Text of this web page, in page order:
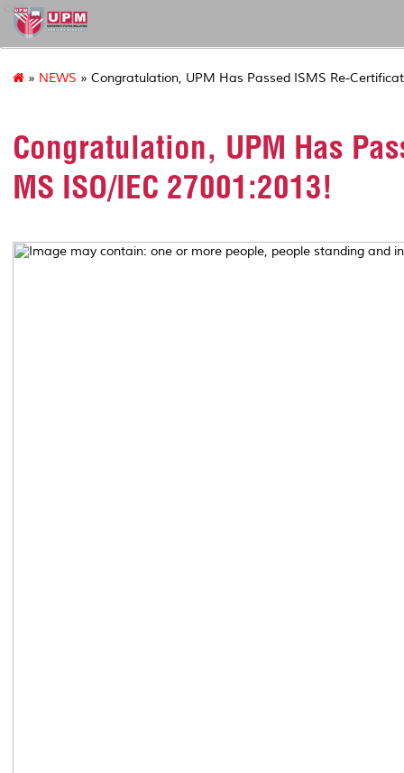
cqa
» NEWS » Congratulation, UPM Has Passed ISMS Re-
Congratulation, UPM Has
MS ISO/IEC 27001:2013!